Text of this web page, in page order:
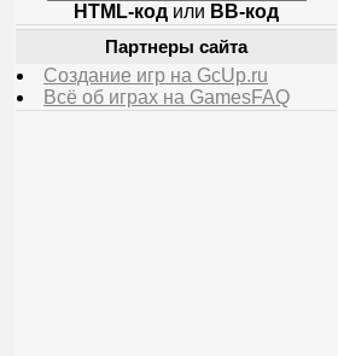
HTML-код или BB-код
Партнеры сайта
Создание игр на GcUp.ru
Всё об играх на GamesFAQ